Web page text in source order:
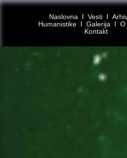
Naslovna Ι Vesti Ι
Humanistike Ι Galerija Ι O
Kontakt